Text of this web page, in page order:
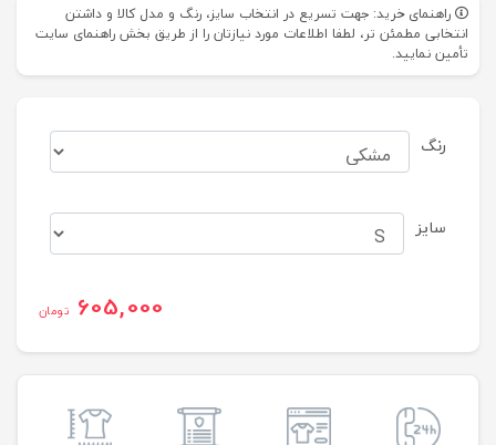
راهنمای خرید: جهت تسریع در انتخاب سایز، رنگ و مدل کالا و داشتن
انتخابی مطمئن تر، لطفا اطلاعات مورد نیازتان را از طریق بخش راهنمای سایت
تأمین نمایید.
رنگ
سایز
605,000 تومان